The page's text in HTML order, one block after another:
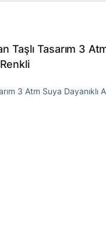
Taşlı Tasarım 3
3 Atm Suya Dayanıklı